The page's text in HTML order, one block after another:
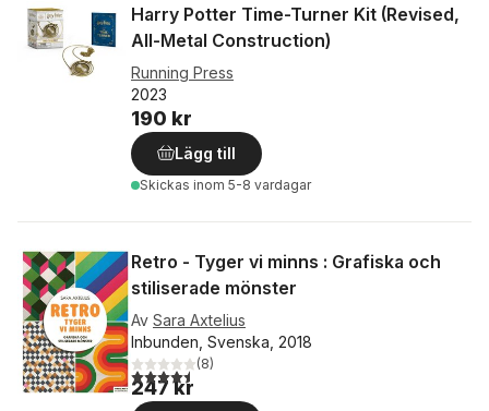
Harry Potter Time-Turner Kit (Revised,
All-Metal Construction)
Running Press
2023
190 kr
Lägg till
Skickas inom 5-8 vardagar
Retro - Tyger vi minns : Grafiska och
stiliserade mönster
Av Sara Axtelius
Inbunden, Svenska, 2018
4,5utav 5 stjärnor. Totalt antal röster:
(8)
247 kr